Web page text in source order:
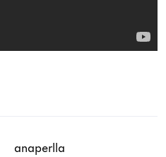
anaperlla